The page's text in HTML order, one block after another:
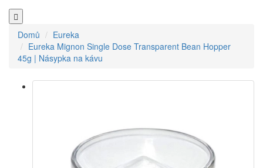
Domů
Eureka
Eureka Mignon Single Dose Transparent Bean Hopper
45g | Násypka na kávu